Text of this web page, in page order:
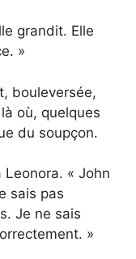
grandit. Elle
»
bouleversée,
où, quelques
du soupçon.
Leonora. « John
sais pas
Je ne sais
»